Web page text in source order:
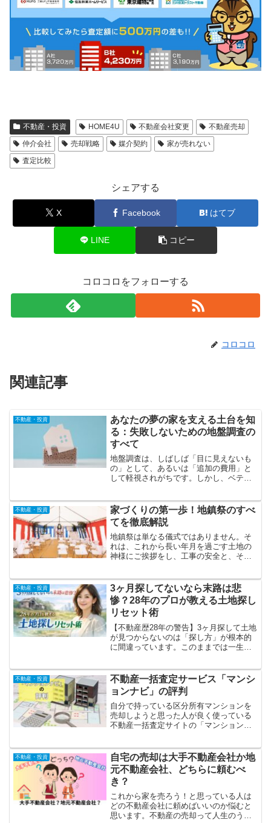
不動産・投資 HOME4U 不動産会社変更
不動産売却
仲介会社
売却戦略 媒介契約
家が売れない
査定比較
シェアする
X Facebook はてブ
LINE コピー
コロコロをフォローする
コロコロ
関連記事
不動産・投資
あなたの夢の家を支える土台を知
る：失敗しないための地盤調査の
すべて
地盤調査は、しばしば「目に見えないも
の」として、あるいは「追加の費用」と
して軽視されがちです。しかし、ベテラ
守るための、最初にして最大の投資なの
です。
不動産・投資
家づくりの第一歩！地鎮祭のすべ
てを徹底解説
地鎮祭は単なる儀式ではありません。そ
れは、これから長い年月を過ごす土地の
神様にご挨拶をし、工事の安全と、そこ
ログでは長年の経験を持つプロの視点か
ら、地鎮祭のすべてを分かりやすく、詳
しく解説し。
不動産・投資
3ヶ月探してないなら末路は悲
惨？28年のプロが教える土地探し
リセット術
【不動産歴28年の警告】3ヶ月探して土地
が見つからないのは「探し方」が根本的
に間違っています。このままでは一生買
と、未公開物件を独占入手する裏技を公
開。
不動産・投資
不動産一括査定サービス「マンシ
ョンナビ」の評判
自分で持っている区分所有マンションを
売却しようと思った人が良く使っている
不動産一括査定サイトの「マンションナ
した人たちの話を聞けば、自分が使うか
どうかの判断材料になりますよね。
不動産・投資
自宅の売却は大手不動産会社か地
元不動産会社、どちらに頼むべ
き？
これから家を売ろう！と思っている人は
どの不動産会社に頼めばいいのか悩むと
思います。不動産の売却って人生のうち